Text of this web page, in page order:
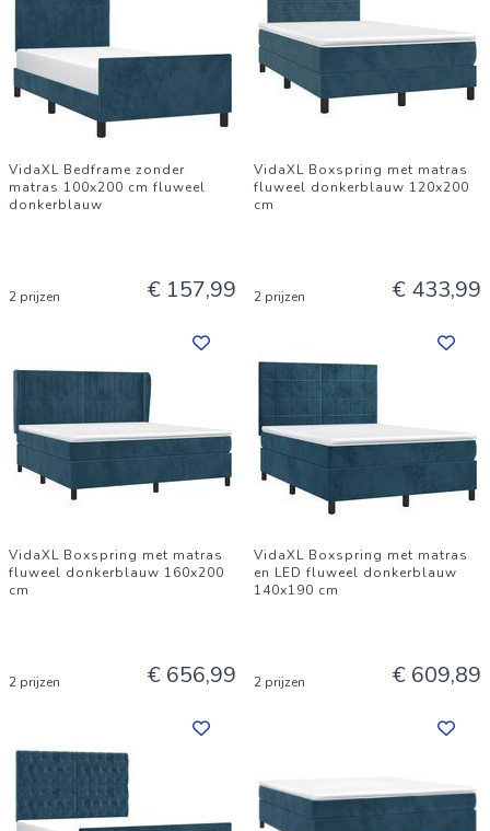
VidaXL Bedframe zonder
matras 100x200 cm fluweel
donkerblauw
2 prijzen € 157,99
VidaXL Boxspring met matras
fluweel donkerblauw 120x200
cm
2 prijzen € 433,99
VidaXL Boxspring met matras
fluweel donkerblauw 160x200
cm
2 prijzen € 656,99
VidaXL Boxspring met matras
en LED fluweel donkerblauw
140x190 cm
2 prijzen € 609,89